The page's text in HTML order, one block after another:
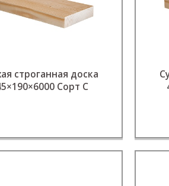
строганная доска
Сорт C